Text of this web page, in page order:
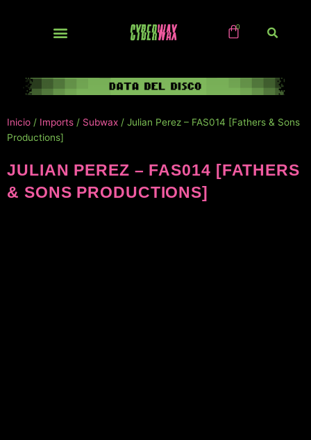
Inicio / Imports / Subwax / Julian Perez – FAS014 [Fathers & Sons
Productions]
JULIAN PEREZ – FAS014 [FATHERS
& SONS PRODUCTIONS]